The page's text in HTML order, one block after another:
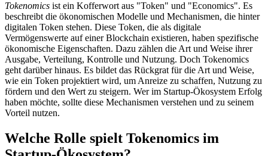
Tokenomics ist ein Kofferwort aus "Token" und "Economics". Es
beschreibt die ökonomischen Modelle und Mechanismen, die hinter
digitalen Token stehen. Diese Token, die als digitale
Vermögenswerte auf einer Blockchain existieren, haben spezifische
ökonomische Eigenschaften. Dazu zählen die Art und Weise ihrer
Ausgabe, Verteilung, Kontrolle und Nutzung. Doch Tokenomics
geht darüber hinaus. Es bildet das Rückgrat für die Art und Weise,
wie ein Token projektiert wird, um Anreize zu schaffen, Nutzung zu
fördern und den Wert zu steigern. Wer im Startup-Ökosystem Erfolg
haben möchte, sollte diese Mechanismen verstehen und zu seinem
Vorteil nutzen.
Welche Rolle spielt Tokenomics im